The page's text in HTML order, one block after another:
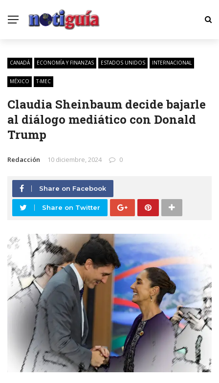
CANADÁ ECONOMÍA Y FINANZAS ESTADOS UNIDOS INTERNACIONAL
MÉXICO T-MEC
Claudia Sheinbaum decide bajarle
al diálogo mediático con Donald
Trump
Redacción 10 diciembre, 2024 0
Share on Facebook
Share on Twitter